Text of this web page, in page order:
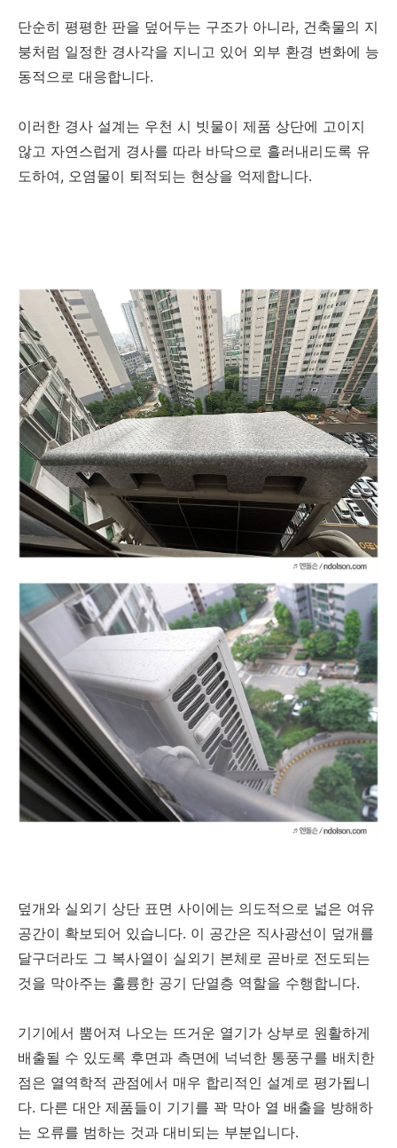
단순히 평평한 판을 덮어두는 구조가 아니라, 건축물의 지
붕처럼 일정한 경사각을 지니고 있어 외부 환경 변화에 능
동적으로 대응합니다.
이러한 경사 설계는 우천 시 빗물이 제품 상단에 고이지
않고 자연스럽게 경사를 따라 바닥으로 흘러내리도록 유
도하여, 오염물이 퇴적되는 현상을 억제합니다.
덮개와 실외기 상단 표면 사이에는 의도적으로 넓은 여유
공간이 확보되어 있습니다. 이 공간은 직사광선이 덮개를
달구더라도 그 복사열이 실외기 본체로 곧바로 전도되는
것을 막아주는 훌륭한 공기 단열층 역할을 수행합니다.
기기에서 뿜어져 나오는 뜨거운 열기가 상부로 원활하게
배출될 수 있도록 후면과 측면에 넉넉한 통풍구를 배치한
점은 열역학적 관점에서 매우 합리적인 설계로 평가됩니
다. 다른 대안 제품들이 기기를 꽉 막아 열 배출을 방해하
는 오류를 범하는 것과 대비되는 부분입니다.